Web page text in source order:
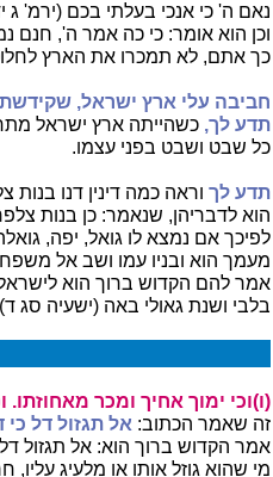
נאם ה' כי אנכי בעלתי בכם (ירמ' ג
וכן הוא אומר: כי כה אמר ה', חנם
כך אתם, לא תמכרו את הארץ
חביבה עלי ארץ ישראל,
תדע לך, כשהייתה ארץ ישראל
כל שבט ושבט בפני עצמו.
תדע לך וראה כמה דינין דנו
הוא לדבריהן, שנאמר: כן בנות
לפיכך אם נמצא לו גואל, יפה,
מעמך הוא ובניו עמו ושב אל
אמר להם הקדוש ברוך הוא
בלבי ושנת גאולי באה (ישעיה סג
(ו)וכי ימוך אחיך ומכר מאחוזתו.
זה שאמר הכתוב: אל תגזול דל כי
אמר הקדוש ברוך הוא: אל תגזול
מי שהוא גוזל אותו או מלעיג